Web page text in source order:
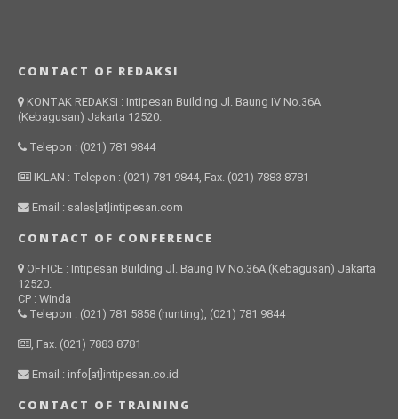
CONTACT OF REDAKSI
KONTAK REDAKSI : Intipesan Building Jl. Baung IV No.36A
(Kebagusan) Jakarta 12520.
Telepon : (021) 781 9844
IKLAN : Telepon : (021) 781 9844, Fax. (021) 7883 8781
Email : sales[at]intipesan.com
CONTACT OF CONFERENCE
OFFICE : Intipesan Building Jl. Baung IV No.36A (Kebagusan) Jakarta
12520.
CP : Winda
Telepon : (021) 781 5858 (hunting), (021) 781 9844
, Fax. (021) 7883 8781
Email : info[at]intipesan.co.id
CONTACT OF TRAINING